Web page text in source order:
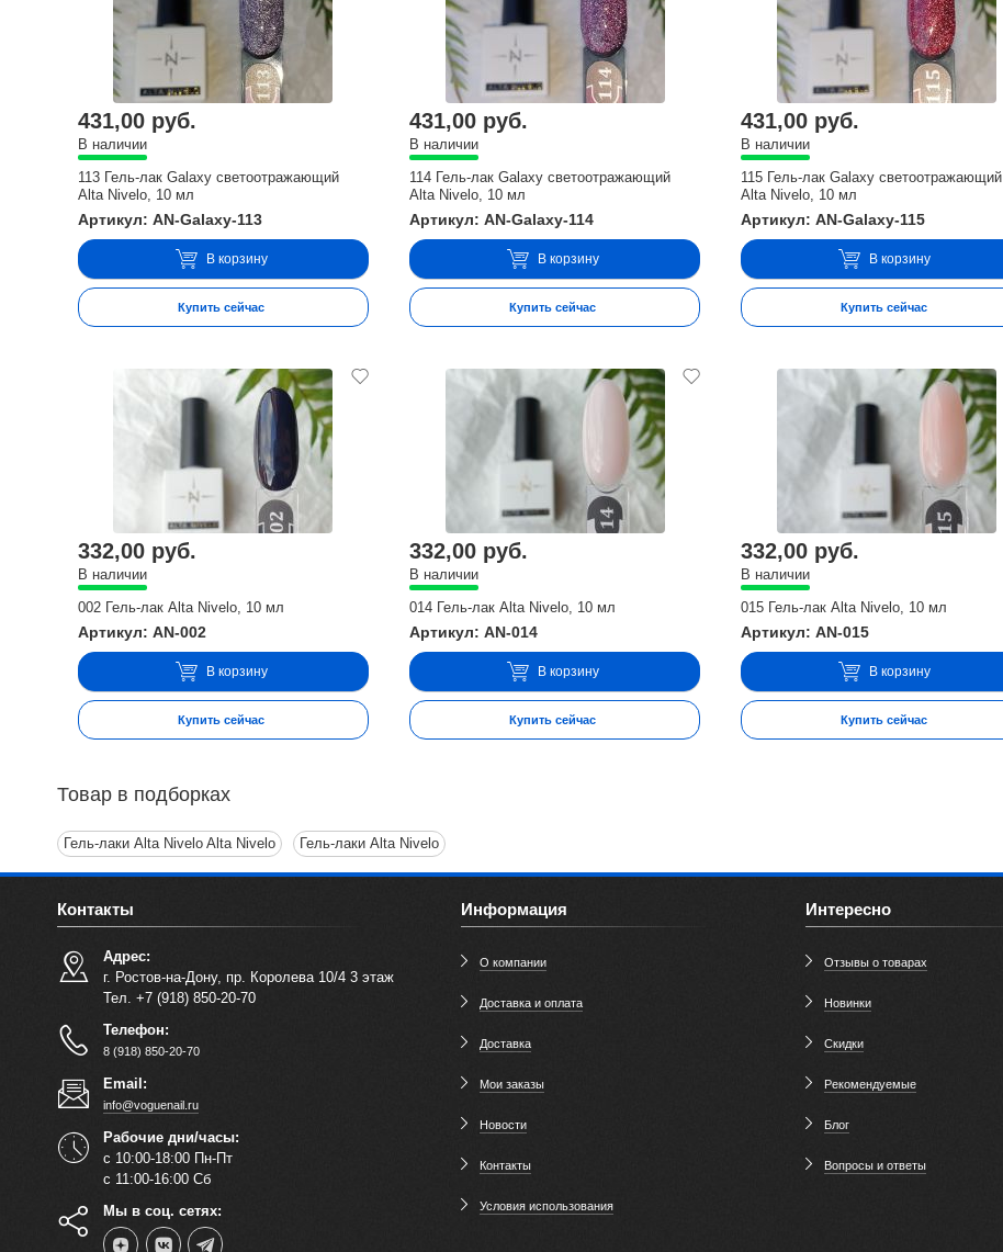
431,00 руб.
В наличии
113 Гель-лак Galaxy светоотражающий
Alta Nivelo, 10 мл
Артикул: AN-Galaxy-113
В корзину
Купить сейчас
431,00 руб.
В наличии
114 Гель-лак Galaxy светоотражающий
Alta Nivelo, 10 мл
Артикул: AN-Galaxy-114
В корзину
Купить сейчас
431,00 руб.
В наличии
115 Гель-лак Galaxy светоотражающий
Alta Nivelo, 10 мл
Артикул: AN-Galaxy-115
В корзину
Купить сейчас
332,00 руб.
В наличии
002 Гель-лак Alta Nivelo, 10 мл
Артикул: AN-002
В корзину
Купить сейчас
332,00 руб.
В наличии
014 Гель-лак Alta Nivelo, 10 мл
Артикул: AN-014
В корзину
Купить сейчас
332,00 руб.
В наличии
015 Гель-лак Alta Nivelo, 10 мл
Артикул: AN-015
В корзину
Купить сейчас
Товар в подборках
Гель-лаки Alta Nivelo Alta Nivelo Гель-лаки Alta Nivelo
Контакты
Адрес:
г. Ростов-на-Дону, пр. Королева 10/4 3 этаж
Тел. +7 (918) 850-20-70
Телефон:
8 (918) 850-20-70
Email:
info@voguenail.ru
Рабочие дни/часы:
с 10:00-18:00 Пн-Пт
с 11:00-16:00 Сб
Мы в соц. сетях:
Информация
О компании
Доставка и оплата
Доставка
Мои заказы
Новости
Контакты
Условия использования
Интересно
Отзывы о товарах
Новинки
Скидки
Рекомендуемые
Блог
Вопросы и ответы